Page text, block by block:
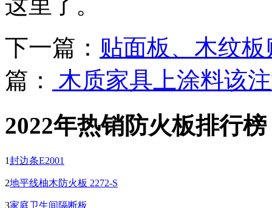
下一篇： 贴面板、木纹
篇：
木质家具上涂料该
2022年热销防火板排行榜
1封边条E2001
2地平线柚木防火板 2272-S
3家庭卫生间隔断板